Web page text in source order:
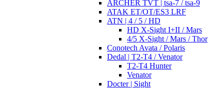
ARCHER TVT | tsa-7 / tsa-9
ATAK ET/OT/ES3 LRF
ATN | 4 / 5 / HD
HD X-Sight I+II / Mars
4/5 X-Sight / Mars / Thor
Conotech Avata / Polaris
Dedal | T2-T4 / Venator
T2-T4 Hunter
Venator
Docter | Sight